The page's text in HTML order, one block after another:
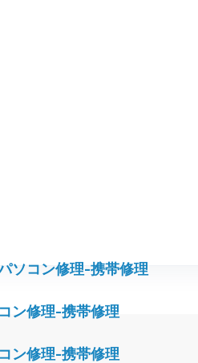
ソコン修理-携帯修理
ン修理-携帯修理
ン修理-携帯修理